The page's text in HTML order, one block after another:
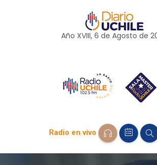
Año XVIII, 6 de Agosto de
Radio en vivo